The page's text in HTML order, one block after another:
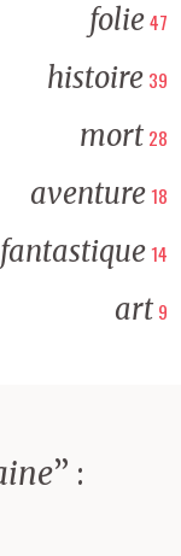
folie47
histoire 39
mort 28
aventure 18
fantastique 14
art 9
” :